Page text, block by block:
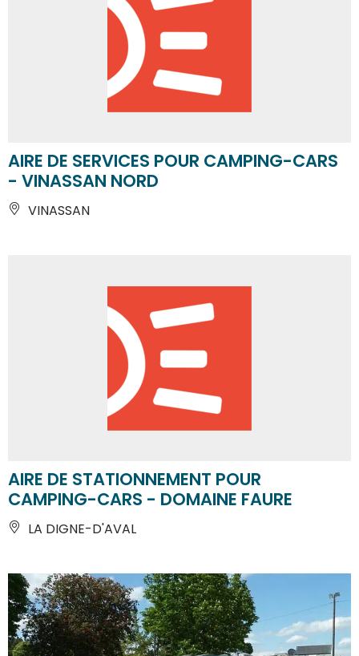
AIRE DE SERVICES POUR CAMPING-CARS
- VINASSAN NORD
VINASSAN
AIRE DE STATIONNEMENT POUR
CAMPING-CARS - DOMAINE FAURE
LA DIGNE-D'AVAL